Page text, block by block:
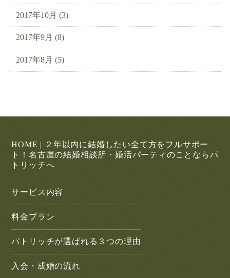
2017年10月 (3)
2017年9月 (8)
2017年8月 (5)
HOME | ２年以内に結婚したい全て方をフルサポー
ト！名古屋の結婚相談所・婚活パーティのことならパ
トリッチへ
サービス内容
料金プラン
パトリッチが選ばれる３つの理由
入会・成婚の流れ